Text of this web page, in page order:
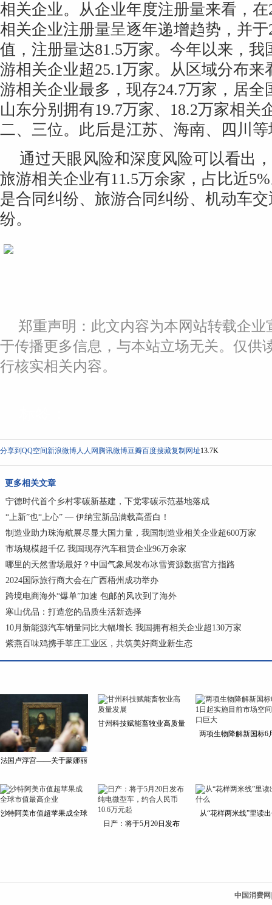
相关企业。从企业年度注册量来看，在
相关企业注册量呈逐年递增趋势，并于
值，注册量达81.5万家。今年以来，我
游相关企业超25.1万家。从区域分布来
游相关企业最多，现存24.7万家，居全
山东分别拥有19.7万家、18.2万家相关
二、三位。此后是江苏、海南、四川
通过天眼风险和深度风险可以看出
旅游相关企业有11.5万余家，占比近
是合同纠纷、旅游合同纠纷、机动车
纷。
郑重声明：此文内容为本网站转载企业
于传播更多信息，与本站立场无关。仅供
行核实相关内容。
分享到 QQ空间新浪微博人人网 腾讯微博豆瓣百度搜藏复制网址13.7K
更多相关文章
宁德时代首个乡村零碳新基建，下党零碳示范基地落成
“上新”也“上心” — 伊纳宝新品满载高蛋白！
制造业助力珠海航展尽显大国力量，我国制造业相关企业超600万家
市场规模超千亿 我国现存汽车租赁企业96万余家
哪里的天然雪场最好？中国气象局发布冰雪资源数据官方指路
2024国际旅行商大会在广西梧州成功举办
跨境电商海外“爆单”加速 包邮的风吹到了海外
寒山优品：打造您的品质生活新选择
10月新能源汽车销量同比大幅增长 我国拥有相关企业超130万家
紫燕百味鸡携手莘庄工业区，共筑美好商业新生态
法国卢浮宫——关于蒙娜丽
甘州科技赋能畜牧业高质量
两项生物降解新国标6
沙特阿美市值超苹果成全球
日产：将于5月20日发布
从“花样两米线”里读
中国消费网